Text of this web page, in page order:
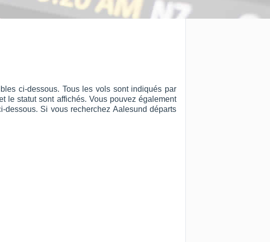
ci-dessous. Tous les vols sont indiqués par
le statut sont affichés. Vous pouvez également
Si vous recherchez Aalesund départs